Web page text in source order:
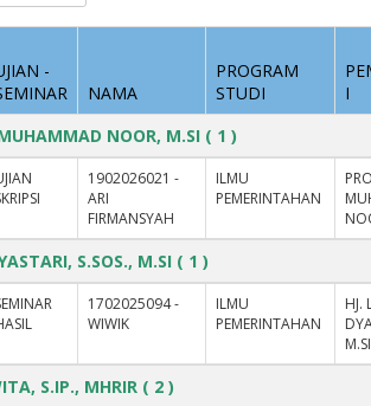
-
NAMA
PROGRAM
STUDI
I
NOOR, M.SI ( 1 )
1902026021 -
ARI
FIRMANSYAH
ILMU
PEMERINTAHAN
S.SOS., M.SI ( 1 )
1702025094 -
WIWIK
ILMU
PEMERINTAHAN
HJ.
M.SI
S.IP., MHRIR ( 2 )